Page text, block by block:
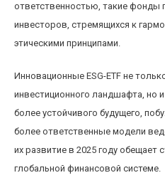
ответственностью, такие
инвесторов, стремящихся к
этическими принципами.
Инновационные ESG-ETF не
инвестиционного ландшафта,
более устойчивого будущего,
более ответственные модели
их развитие в 2025 году
глобальной финансовой системе.